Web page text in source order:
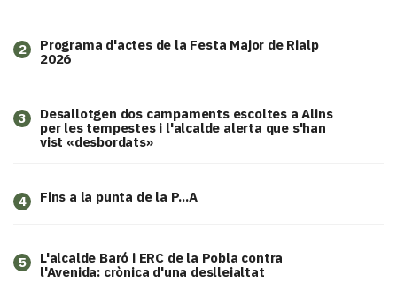
2
Programa d'actes de la Festa Major de Rialp
2026
3
​Desallotgen dos campaments escoltes a Alins
per les tempestes i l'alcalde alerta que s'han
vist «desbordats»
4 Fins a la punta de la P...A
5
L'alcalde Baró i ERC de la Pobla contra
l'Avenida: crònica d'una deslleialtat